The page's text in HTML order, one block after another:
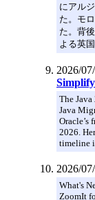
にアル
た。モ
た。背
よる英
2026/
The
Java
Oracle’s
2026.
timeline
2026/
What's
ZoomIt